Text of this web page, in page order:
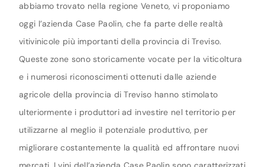
abbiamo trovato nella regione Veneto, vi proponiamo
oggi l’azienda Case Paolin, che fa parte delle realtà
vitivinicole più importanti della provincia di Treviso.
Queste zone sono storicamente vocate per la viticoltura
e i numerosi riconoscimenti ottenuti dalle aziende
agricole della provincia di Treviso hanno stimolato
ulteriormente i produttori ad investire nel territorio per
utilizzarne al meglio il potenziale produttivo, per
migliorare costantemente la qualità ed affrontare nuovi